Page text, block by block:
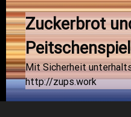
Zuckerbrot
Mit Sicherheit
http://zups.work